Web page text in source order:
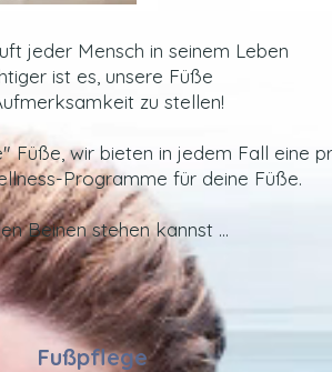
jeder Mensch in seinem Leben
ist es, unsere Füße
zu stellen!
wir bieten in jedem Fall eine
Programme für deine Füße.
Beinen stehen kannst ...
Fußpflege